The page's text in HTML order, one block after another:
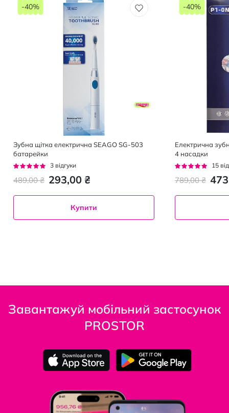
Зубна щітка електрична SEAGO SG-503
батарейки
Рейтинг:
3 відгуки
293,00 ₴
489,00 ₴
-40%
Купити
Електрична
4 насадки
Рейтинг:
15
789,00 ₴
-40%
Завантажуй мобільний застосунок
PROSTOR